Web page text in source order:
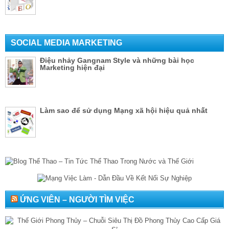
SOCIAL MEDIA MARKETING
Điệu nhảy Gangnam Style và những bài học
Marketing hiện đại
Làm sao để sử dụng Mạng xã hội hiệu quả nhất
ỨNG VIÊN – NGƯỜI TÌM VIỆC